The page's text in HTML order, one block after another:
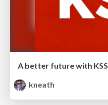
A better future with KSS
kneath